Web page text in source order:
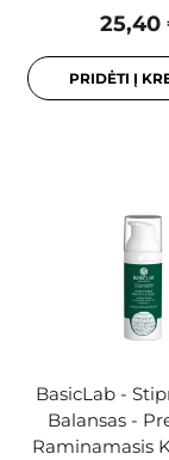
25,40
PRIDĖTI Į
BasicLab -
Balansas -
Raminamasis